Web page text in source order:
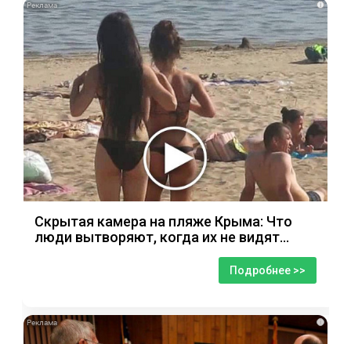
i
Скрытая камера на пляже Крыма: Что
люди вытворяют, когда их не видят...
Подробнее >>
i